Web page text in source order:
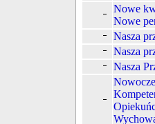
Nowe
Nowe
Nasza
Nasza
Nasza